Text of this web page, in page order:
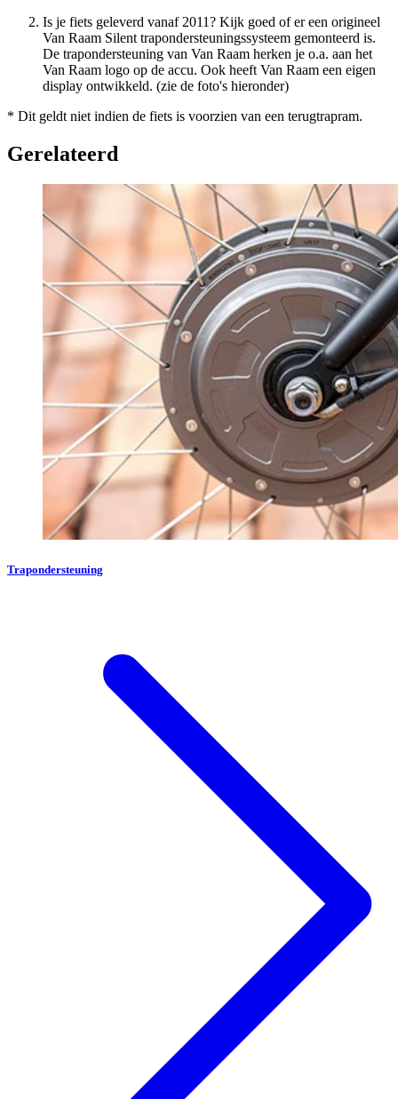
Is je fiets geleverd vanaf 2011? Kijk goed of er een origineel
Van Raam Silent trapondersteuningssysteem gemonteerd is.
De trapondersteuning van Van Raam herken je o.a. aan het
Van Raam logo op de accu. Ook heeft Van Raam een eigen
display ontwikkeld. (zie de foto's hieronder)
* Dit geldt niet indien de fiets is voorzien van een terugtrapram.
Gerelateerd
Trapondersteuning